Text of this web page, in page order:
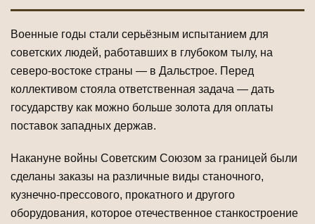
Военные годы стали серьёзным испытанием для
советских людей, работавших в глубоком тылу, на
северо-востоке страны — в Дальстрое. Перед
коллективом стояла ответственная задача — дать
государству как можно больше золота для оплаты
поставок западных держав.
Накануне войны Советским Союзом за границей были
сделаны заказы на различные виды станочного,
кузнечно-прессового, прокатного и другого
оборудования, которое отечественное станкостроение